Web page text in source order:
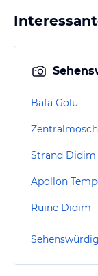
Bafa Gölü
Strand Didim
Apollon
Ruine Didim